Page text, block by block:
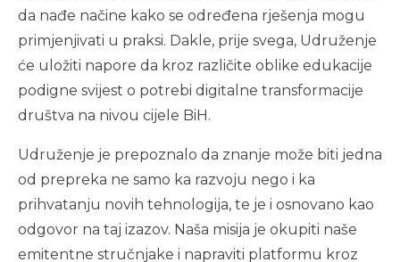
da nađe načine kako se određena rješenja mogu
primjenjivati u praksi. Dakle, prije svega, Udruženje
će uložiti napore da kroz različite oblike edukacije
podigne svijest o potrebi digitalne transformacije
društva na nivou cijele BiH.
Udruženje je prepoznalo da znanje može biti jedna
od prepreka ne samo ka razvoju nego i ka
prihvatanju novih tehnologija, te je i osnovano kao
odgovor na taj izazov. Naša misija je okupiti naše
emitentne stručnjake i napraviti platformu kroz